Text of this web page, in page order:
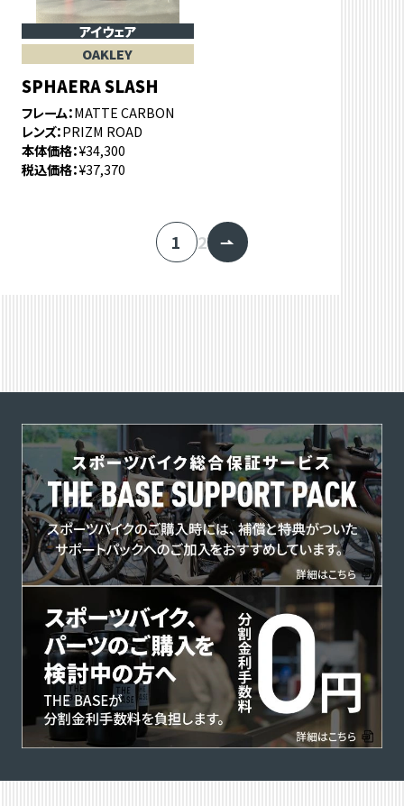
アイウェア
OAKLEY
SPHAERA SLASH
フレーム MATTE CARBON
レンズ PRIZM ROAD
本体価格 ¥34,300
税込価格 ¥37,370
1 2